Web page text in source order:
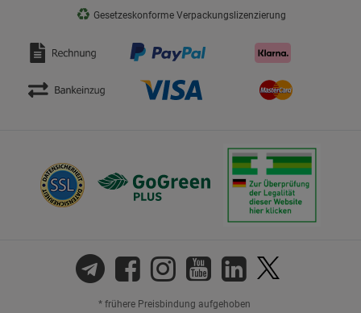
♻ Gesetzeskonforme Verpackungslizenzierung
* frühere Preisbindung aufgehoben